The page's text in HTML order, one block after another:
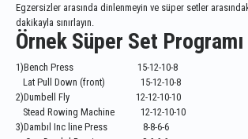
Egzersizler arasında dinlenmeyin ve süper setler
dakikayla sınırlayın.
Örnek Süper Set Programı
1)Bench Press 15-12-10-8
Lat Pull Down (front) 15-12-10-8
2)Dumbell Fly 12-12-10-10
Stead Rowing Machine 12-12-10-10
3)Dambıl Inc line Press 8-8-6-6